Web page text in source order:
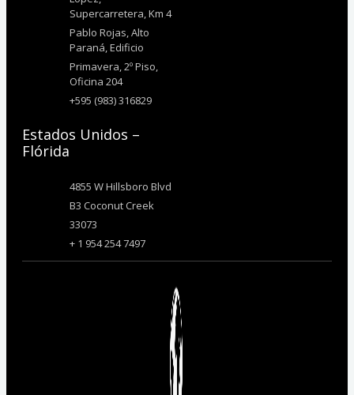
Supercarretera, Km 4
Pablo Rojas, Alto
Paraná, Edificio
Primavera, 2º Piso,
Oficina 204
+595 (983) 316829
Estados Unidos –
Flórida
4855 W Hillsboro Blvd
B3 Coconut Creek
33073
+ 1 954 254 7497